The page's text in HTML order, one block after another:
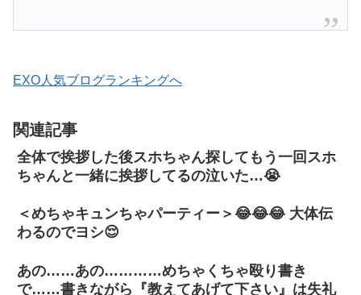
EXO人気ブログランキングへ
関連記事
全体で挨拶した後スホちゃん探してもう一回スホ
ちゃんと一緒に挨拶してるの泣いた…😭
＜めちゃキュンちゃパーティー＞😂😂😂 大体伝
わるのでヨシ😌
あの……あの…………めちゃくちゃ殴り書き
で……書きながら『教えてあげて下さい』は失礼